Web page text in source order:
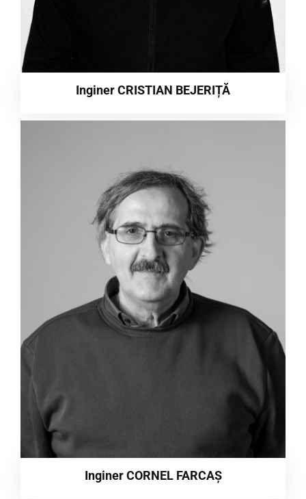
Inginer CRISTIAN BEJERIȚĂ
Inginer CORNEL FARCAȘ